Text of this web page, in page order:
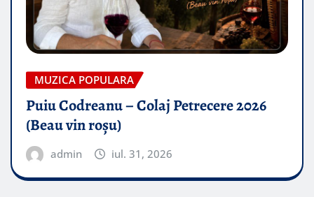
MUZICA POPULARA
Puiu Codreanu – Colaj Petrecere 2026
(Beau vin roșu)
admin iul. 31, 2026